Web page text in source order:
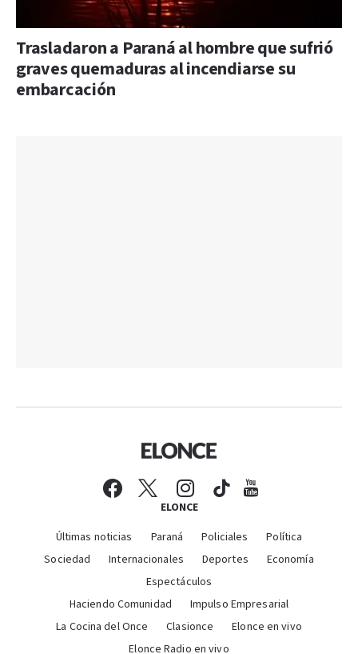
Trasladaron a Paraná al hombre que sufrió
graves quemaduras al incendiarse su
embarcación
ELONCE
Últimas noticias Paraná Policiales
Política
Sociedad
Internacionales Deportes
Economía
Espectáculos
Haciendo Comunidad
Impulso Empresarial
La Cocina del Once
Clasionce
Elonce en vivo
Elonce Radio en vivo